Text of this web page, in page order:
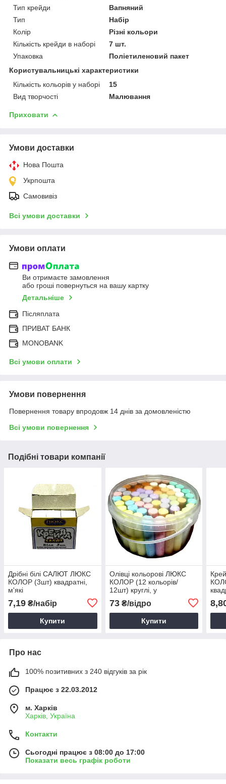
Тип крейди
Вапняний
Тип
Набір
Колір
Різні кольори
Кількість крейди в наборі
7 шт.
Упаковка
Поліетиленовий пакет
Користувальницькі характеристики
Кількість кольорів у наборі
15
Вид творчості
Малювання
Приховати
Умови доставки
Нова Пошта
Укрпошта
Самовивіз
Всі умови доставки
Умови оплати
Ви отримаєте замовлення
або гроші повернуться на вашу картку
Детальніше
Післяплата
ПРИВАТ БАНК
MONOBANK
Всі умови оплати
Умови повернення
Повернення товару впродовж 14 днів за домовленістю
Всі умови повернення
Подібні товари компанії
Дрібні білі САЛЮТ ЛЮКС
КОЛОР (3шт) квадратні,
м'які
7,19 ₴/набір
Купити
Олівці кольорові ЛЮКС
КОЛОР (12 кольорів/
12шт) круглі, у
73₴/відро
Купити
Про нас
100% позитивних з 240 відгуків за рік
Працює з 22.03.2012
м. Харків
Харків, Україна
Контакти
Сьогодні працює з 08:00 до 17:00
Показати весь графік роботи